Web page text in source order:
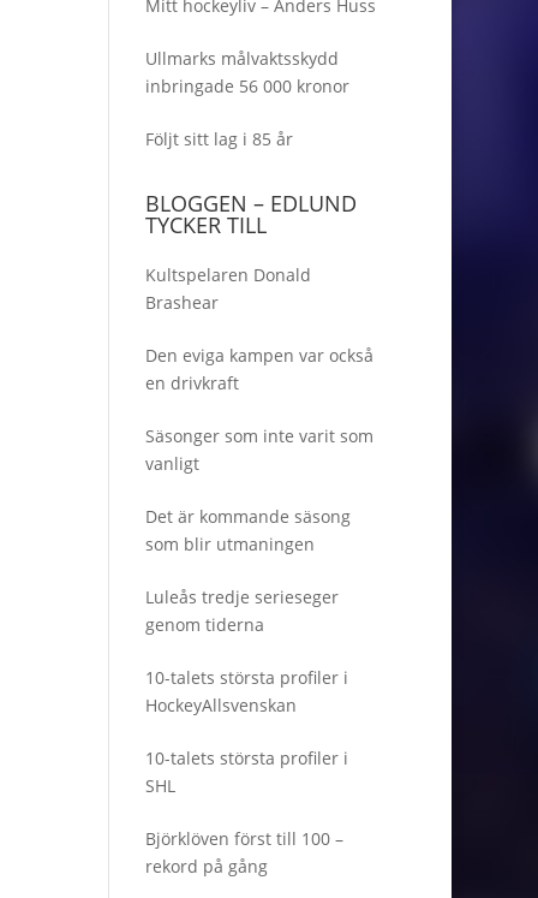
Mitt hockeyliv – Anders Huss
Ullmarks målvaktsskydd
inbringade 56 000 kronor
Följt sitt lag i 85 år
BLOGGEN – EDLUND
TYCKER TILL
Kultspelaren Donald
Brashear
Den eviga kampen var också
en drivkraft
Säsonger som inte varit som
vanligt
Det är kommande säsong
som blir utmaningen
Luleås tredje serieseger
genom tiderna
10-talets största profiler i
HockeyAllsvenskan
10-talets största profiler i
SHL
Björklöven först till 100 –
rekord på gång